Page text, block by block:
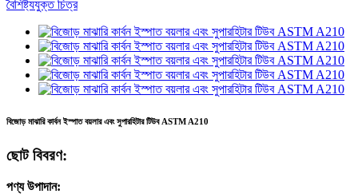
বিজোড় মাঝারি কার্বন ইস্পাত বয়লার এবং সুপারহিটার টিউব ASTM A210
ছোট বিবরণ:
পণ্য উপাদান: